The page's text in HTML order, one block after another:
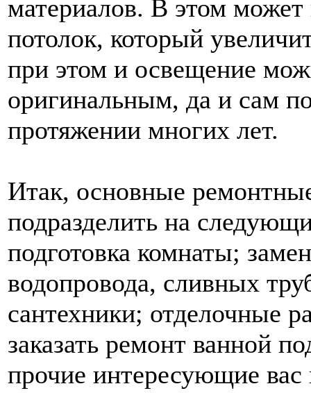
материалов. В этом
потолок, который
при этом и освещение
оригинальным, да и сам
протяжении многих лет.
Итак, основные
подразделить на
подготовка комнаты;
водопровода, сливных
сантехники; отделочные
заказать ремонт ванной
прочие интересующие